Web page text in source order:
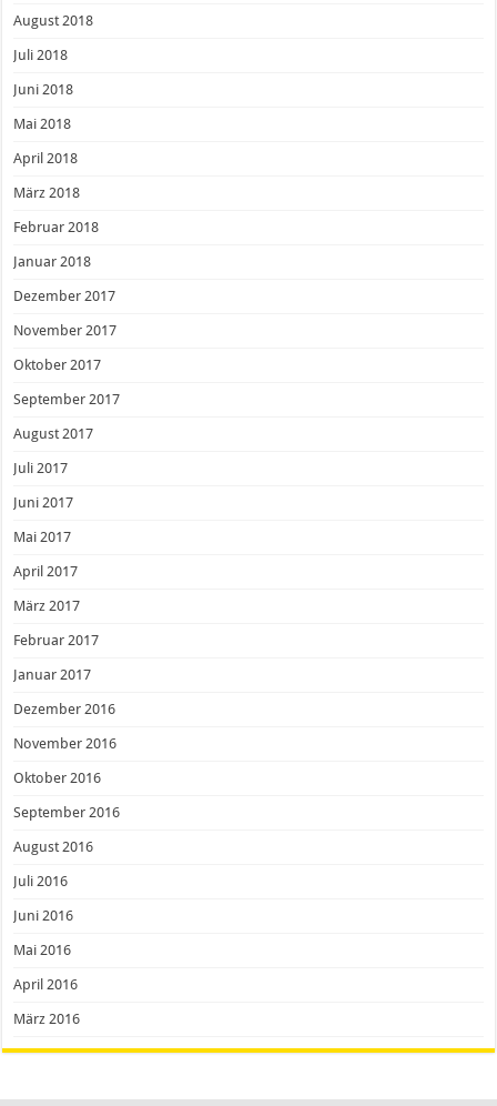
August 2018
Juli 2018
Juni 2018
Mai 2018
April 2018
März 2018
Februar 2018
Januar 2018
Dezember 2017
November 2017
Oktober 2017
September 2017
August 2017
Juli 2017
Juni 2017
Mai 2017
April 2017
März 2017
Februar 2017
Januar 2017
Dezember 2016
November 2016
Oktober 2016
September 2016
August 2016
Juli 2016
Juni 2016
Mai 2016
April 2016
März 2016